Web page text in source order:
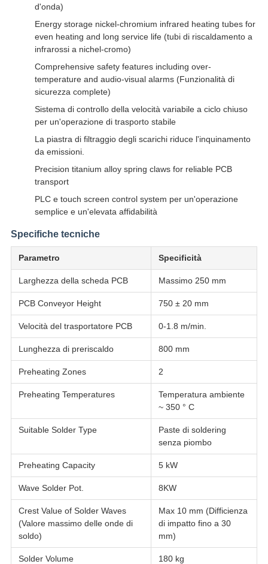
d'onda)
Energy storage nickel-chromium infrared heating tubes for
even heating and long service life (tubi di riscaldamento a
infrarossi a nichel-cromo)
Comprehensive safety features including over-
temperature and audio-visual alarms (Funzionalità di
sicurezza complete)
Sistema di controllo della velocità variabile a ciclo chiuso
per un'operazione di trasporto stabile
La piastra di filtraggio degli scarichi riduce l'inquinamento
da emissioni.
Precision titanium alloy spring claws for reliable PCB
transport
PLC e touch screen control system per un'operazione
semplice e un'elevata affidabilità
Specifiche tecniche
Parametro Specificità
Larghezza della scheda PCB Massimo 250 mm
PCB Conveyor Height 750 ± 20 mm
Velocità del trasportatore PCB 0-1.8 m/min.
Lunghezza di preriscaldo 800 mm
Preheating Zones 2
Preheating Temperatures
Temperatura ambiente
~ 350 ° C
Suitable Solder Type
Paste di soldering
senza piombo
Preheating Capacity 5 kW
Wave Solder Pot. 8KW
Crest Value of Solder Waves
(Valore massimo delle onde di
soldo)
Max 10 mm (Difficienza
di impatto fino a 30
mm)
Solder Volume 180 kg